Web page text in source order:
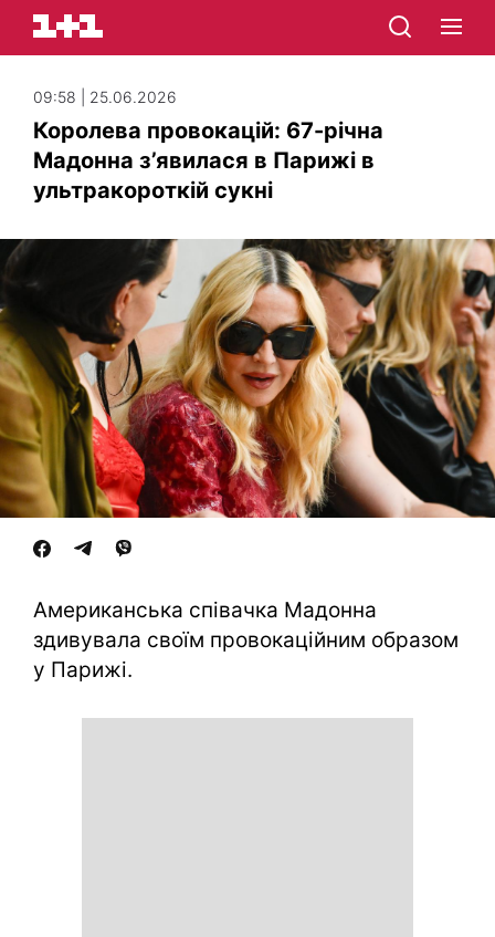
09:58 | 25.06.2026
Королева провокацій: 67-річна
Мадонна з’явилася в Парижі в
ультракороткій сукні
Американська співачка Мадонна
здивувала своїм провокаційним образом
у Парижі.